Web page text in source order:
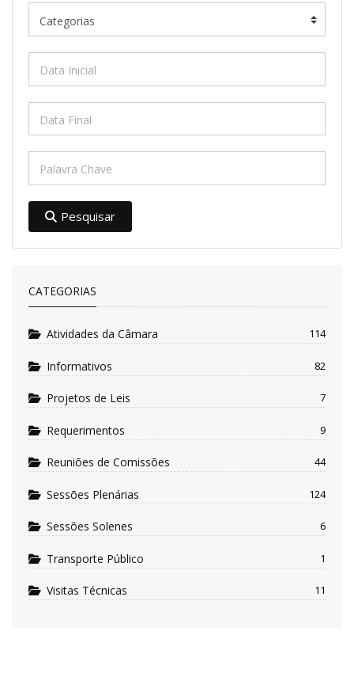
Pesquisar
CATEGORIAS
Atividades da Câmara 114
Informativos 82
Projetos de Leis 7
Requerimentos 9
Reuniões de Comissões 44
Sessões Plenárias 124
Sessões Solenes 6
Transporte Público 1
Visitas Técnicas 11